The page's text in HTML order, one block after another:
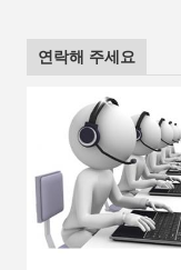
연락해 주세요